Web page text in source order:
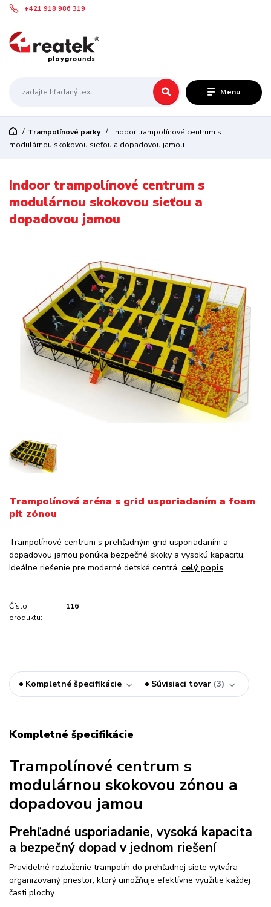
Menu
+421 918 986 319
Trampolínové parky
Indoor trampolínové centrum s
modulárnou skokovou sieťou a dopadovou jamou
Indoor trampolínové centrum s
modulárnou skokovou sieťou a
dopadovou jamou
Trampolínová aréna s grid usporiadaním a foam
pit zónou
Trampolínové centrum s prehľadným grid usporiadaním a
dopadovou jamou ponúka bezpečné skoky a vysokú kapacitu.
Ideálne riešenie pre moderné detské centrá. celý popis
Číslo
produktu:
116
Kompletné špecifikácie Súvisiaci tovar 3
Kompletné špecifikácie
Trampolínové centrum s
modulárnou skokovou zónou a
dopadovou jamou
Prehľadné usporiadanie, vysoká kapacita
a bezpečný dopad v jednom riešení
Pravidelné rozloženie trampolín do prehľadnej siete vytvára
organizovaný priestor, ktorý umožňuje efektívne využitie každej
časti plochy.